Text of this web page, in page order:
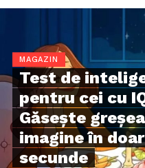
MAGAZIN
Test de
pentru cei cu
Găsește
imagine în
secunde